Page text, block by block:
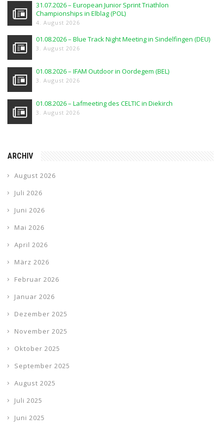
31.07.2026 – European Junior Sprint Triathlon
Championships in Elblag (POL)
4. August 2026
01.08.2026 – Blue Track Night Meeting in Sindelfingen (DEU)
3. August 2026
01.08.2026 – IFAM Outdoor in Oordegem (BEL)
3. August 2026
01.08.2026 – Lafmeeting des CELTIC in Diekirch
3. August 2026
ARCHIV
August 2026
Juli 2026
Juni 2026
Mai 2026
April 2026
März 2026
Februar 2026
Januar 2026
Dezember 2025
November 2025
Oktober 2025
September 2025
August 2025
Juli 2025
Juni 2025